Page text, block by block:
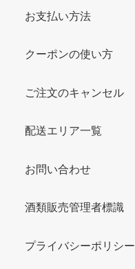
お支払い方法
クーポンの使い方
ご注文のキャンセル
配送エリア一覧
お問い合わせ
酒類販売管理者標識
プライバシーポリシー